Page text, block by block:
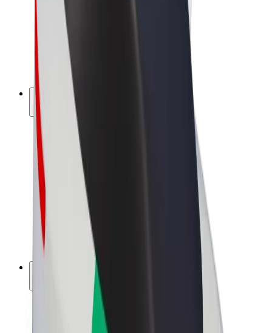
Bolt Drive
Bolt cégeknek
E-kerékpárok
Bolt Plus
Keress a Bolttal
Sofőrök
Sofőr kereset
Futárok
Futár kereset
Bolt Food kereskedők
Franchise-ok